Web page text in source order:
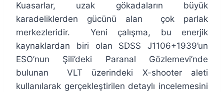
Kuasarlar, uzak gökadaların büyük
karadeliklerden gücünü alan çok parlak
merkezleridir. Yeni çalışma, bu enerjik
kaynaklardan biri olan SDSS J1106+1939’un
ESO’nun Şili’deki Paranal Gözlemevi’nde
bulunan VLT üzerindeki X-shooter aleti
kullanılarak gerçekleştirilen detaylı incelemesini